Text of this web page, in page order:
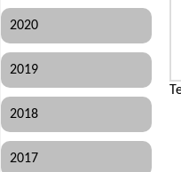
2020
2019
2018
2017